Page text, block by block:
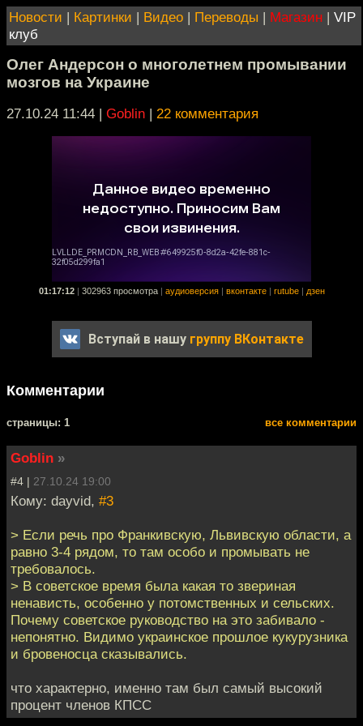
Новости | Картинки | Видео | Переводы | Магазин | VIP
клуб
Олег Андерсон о многолетнем промывании
мозгов на Украине
27.10.24 11:44 | Goblin | 22 комментария
01:17:12 302963 просмотра аудиоверсия вконтакте rutube дзен
Вступай в нашу группу ВКонтакте
Комментарии
cтраницы: 1 все комментарии
Goblin »
#4 | 27.10.24 19:00
Кому: dayvid, #3
> Если речь про Франкивскую, Львивскую области, а
равно 3-4 рядом, то там особо и промывать не
требовалось.
> В советское время была какая то звериная
ненависть, особенно у потомственных и сельских.
Почему советское руководство на это забивало -
непонятно. Видимо украинское прошлое кукурузника
и бровеносца сказывались.
что характерно, именно там был самый высокий
процент членов КПСС